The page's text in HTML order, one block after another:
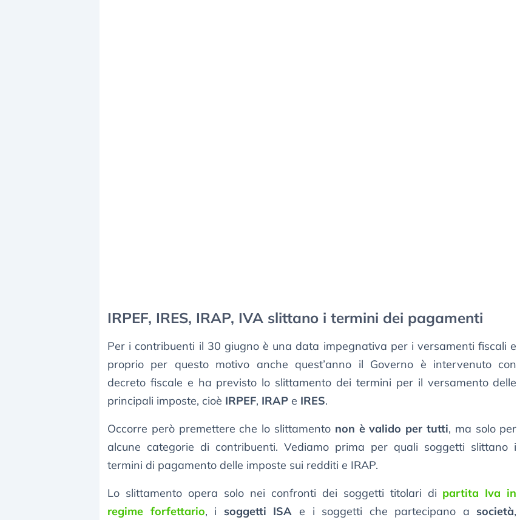
IRPEF, IRES, IRAP, IVA slittano i termini dei pagamenti
Per i contribuenti il 30 giugno è una data impegnativa per i versamenti fiscali e
proprio per questo motivo anche quest’anno il Governo è intervenuto con
decreto fiscale e ha previsto lo slittamento dei termini per il versamento delle
principali imposte, cioè IRPEF, IRAP e IRES.
Occorre però premettere che lo slittamento non è valido per tutti, ma solo per
alcune categorie di contribuenti. Vediamo prima per quali soggetti slittano i
termini di pagamento delle imposte sui redditi e IRAP.
Lo slittamento opera solo nei confronti dei soggetti titolari di partita Iva in
regime forfettario, i soggetti ISA e i soggetti che partecipano a società,